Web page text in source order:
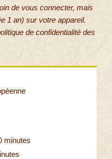
de vous connecter, mais
1 an) sur votre appareil.
de confidentialité des
minutes